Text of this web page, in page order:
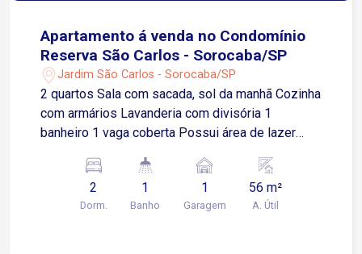
serviços. Ideal para quem busca qualidade de
vida, praticidade e segurança em um condomínio
moderno, em uma localização estratégica.
Agende sua visita e venha conhecer este
excelente imóvel!
Apartamento á venda no Condomínio
Reserva São Carlos - Sorocaba/SP
Jardim São Carlos - Sorocaba/SP
2 quartos Sala com sacada, sol da manhã Cozinha
com armários Lavanderia com divisória 1
banheiro 1 vaga coberta Possui área de lazer
2
Dorm.
1
Banho
1
Garagem
56 m²
A. Útil